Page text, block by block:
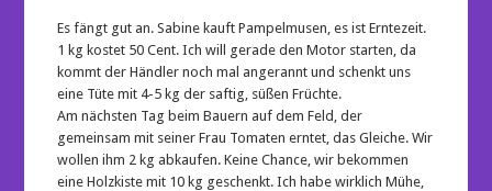
Es fängt gut an. Sabine kauft Pampelmusen, es ist Erntezeit.
1 kg kostet 50 Cent. Ich will gerade den Motor starten, da
kommt der Händler noch mal angerannt und schenkt uns
eine Tüte mit 4-5 kg der saftig, süßen Früchte.
Am nächsten Tag beim Bauern auf dem Feld, der
gemeinsam mit seiner Frau Tomaten erntet, das Gleiche. Wir
wollen ihm 2 kg abkaufen. Keine Chance, wir bekommen
eine Holzkiste mit 10 kg geschenkt. Ich habe wirklich Mühe,